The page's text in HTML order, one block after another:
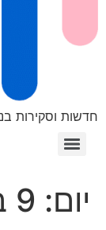
חדשות וסקירות
יום: 9 באוקטובר 2021